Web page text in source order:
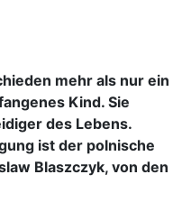
mehr als nur ein
Kind. Sie
des Lebens.
ist der polnische
Blaszczyk, von den